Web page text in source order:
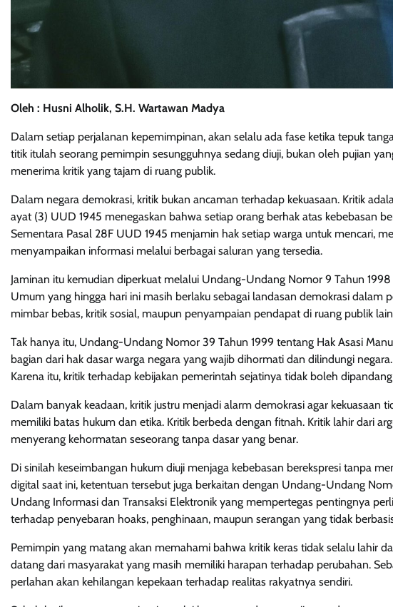
Oleh : Husni Alholik, S.H. Wartawan Madya
Dalam setiap perjalanan kepemimpinan, akan selalu ada fase ketika tepuk
titik itulah seorang pemimpin sesungguhnya sedang diuji, bukan oleh pujian
menerima kritik yang tajam di ruang publik.
Dalam negara demokrasi, kritik bukan ancaman terhadap kekuasaan. Kritik
ayat (3) UUD 1945 menegaskan bahwa setiap orang berhak atas kebebasan
Sementara Pasal 28F UUD 1945 menjamin hak setiap warga untuk mencari,
menyampaikan informasi melalui berbagai saluran yang tersedia.
Jaminan itu kemudian diperkuat melalui Undang-Undang Nomor 9 Tahun
Umum yang hingga hari ini masih berlaku sebagai landasan demokrasi dalam
mimbar bebas, kritik sosial, maupun penyampaian pendapat di ruang publik
Tak hanya itu, Undang-Undang Nomor 39 Tahun 1999 tentang Hak Asasi
bagian dari hak dasar warga negara yang wajib dihormati dan dilindungi negara.
Karena itu, kritik terhadap kebijakan pemerintah sejatinya tidak boleh
Dalam banyak keadaan, kritik justru menjadi alarm demokrasi agar
memiliki batas hukum dan etika. Kritik berbeda dengan fitnah. Kritik lahir dari
menyerang kehormatan seseorang tanpa dasar yang benar.
Di sinilah keseimbangan hukum diuji menjaga kebebasan berekspresi tanpa
digital saat ini, ketentuan tersebut juga berkaitan dengan Undang-Undang
Undang Informasi dan Transaksi Elektronik yang mempertegas pentingnya
terhadap penyebaran hoaks, penghinaan, maupun serangan yang tidak
Pemimpin yang matang akan memahami bahwa kritik keras tidak selalu lahir
datang dari masyarakat yang masih memiliki harapan terhadap perubahan.
perlahan akan kehilangan kepekaan terhadap realitas rakyatnya sendiri.